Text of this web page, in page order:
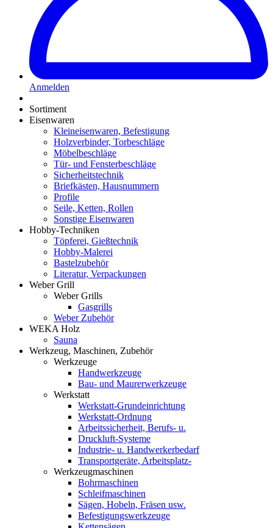
Anmelden
Sortiment
Eisenwaren
Kleineisenwaren, Befestigung
Holzverbinder, Torbeschläge
Möbelbeschläge
Tür- und Fensterbeschläge
Sicherheitstechnik
Briefkästen, Hausnummern
Profile
Seile, Ketten, Rollen
Sonstige Eisenwaren
Hobby-Techniken
Töpferei, Gießtechnik
Hobby-Malerei
Bastelzubehör
Literatur, Verpackungen
Weber Grill
Weber Grills
Gasgrills
Weber Zubehör
WEKA Holz
Sauna
Werkzeug, Maschinen, Zubehör
Werkzeuge
Handwerkzeuge
Bau- und Maurerwerkzeuge
Werkstatt
Werkstatt-Grundeinrichtung
Werkstatt-Ordnung
Arbeitssicherheit, Berufs- u.
Druckluft-Systeme
Industrie- u. Handwerkerbedarf
Transportgeräte, Arbeitsplatz-
Werkzeugmaschinen
Bohrmaschinen
Schleifmaschinen
Sägen, Hobeln, Fräsen usw.
Befestigungswerkzeuge